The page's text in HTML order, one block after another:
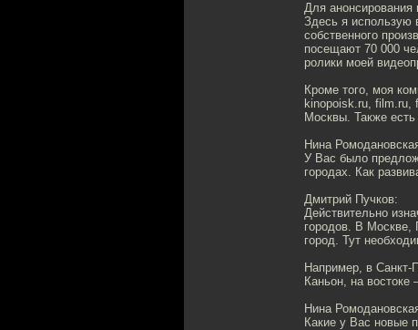
Для анонсирования
Здесь я использую
собственного
посещают 70 000
ролики моей
Кроме того, моя
kinopoisk.ru,
Москвы. Также
Нина
У Вас было
городах. Как
Дмитрий Пучков:
Действительно
городов. В Москве,
город. Тут
Например, в Санкт-
Каньон, на
Нина
Какие у Вас новые